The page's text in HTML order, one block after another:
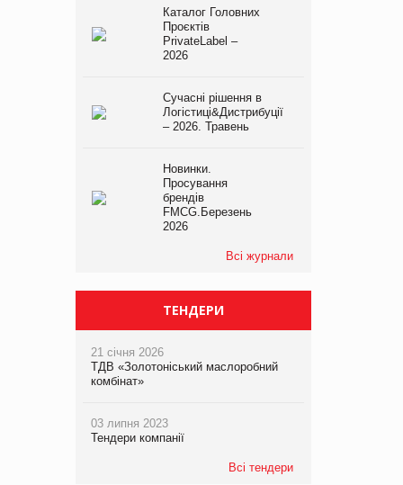
Каталог Головних
Проєктів
PrivateLabel –
2026
Сучасні рішення в
Логістиці&Дистрибуції
– 2026. Травень
Новинки.
Просування
брендів
FMCG.Березень
2026
Всі журнали
ТЕНДЕРИ
21 січня 2026
ТДВ «Золотоніський маслоробний
комбінат»
03 липня 2023
Тендери компанії
Всі тендери